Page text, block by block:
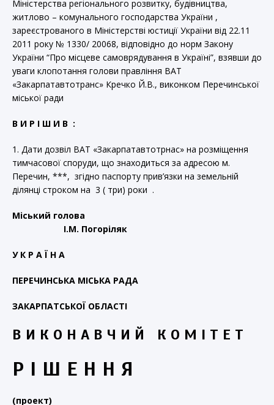
Міністерства регіонального розвитку, будівництва,
житлово – комунального господарства України ,
зареєстрованого в Міністерстві юстиції України від 22.11
2011 року № 1330/ 20068, відповідно до норм Закону
України “Про місцеве самоврядування в Україні”, взявши до
уваги клопотання голови правління ВАТ
«Закарпатавтотранс» Кречко Й.В., виконком Перечинської
міської ради
В И Р І Ш И В :
1. Дати дозвіл ВАТ «Закарпатавтотрнас» на розміщення
тимчасової споруди, що знаходиться за адресою м.
Перечин, ***, згідно паспорту прив’язки на земельній
ділянці строком на 3 ( три) роки .
Міський голова
І.М. Погоріляк
У К Р А Ї Н А
ПЕРЕЧИНСЬКА МІСЬКА РАДА
ЗАКАРПАТСЬКОЇ ОБЛАСТІ
В И К О Н А В Ч И Й К О М І Т Е Т
Р І Ш Е Н Н Я
(проект)